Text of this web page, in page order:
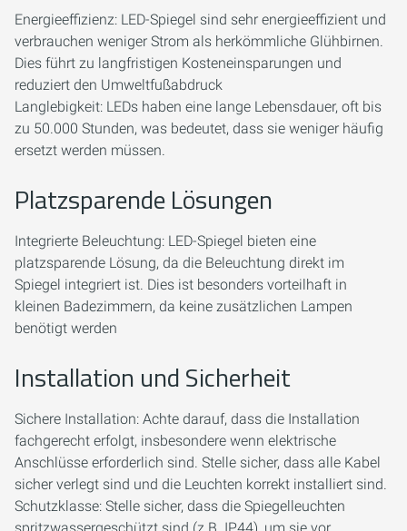
Energieeffizienz: LED-Spiegel sind sehr energieeffizient und
verbrauchen weniger Strom als herkömmliche Glühbirnen.
Dies führt zu langfristigen Kosteneinsparungen und
reduziert den Umweltfußabdruck
Langlebigkeit: LEDs haben eine lange Lebensdauer, oft bis
zu 50.000 Stunden, was bedeutet, dass sie weniger häufig
ersetzt werden müssen.
Platzsparende Lösungen
Integrierte Beleuchtung: LED-Spiegel bieten eine
platzsparende Lösung, da die Beleuchtung direkt im
Spiegel integriert ist. Dies ist besonders vorteilhaft in
kleinen Badezimmern, da keine zusätzlichen Lampen
benötigt werden
Installation und Sicherheit
Sichere Installation: Achte darauf, dass die Installation
fachgerecht erfolgt, insbesondere wenn elektrische
Anschlüsse erforderlich sind. Stelle sicher, dass alle Kabel
sicher verlegt sind und die Leuchten korrekt installiert sind.
Schutzklasse: Stelle sicher, dass die Spiegelleuchten